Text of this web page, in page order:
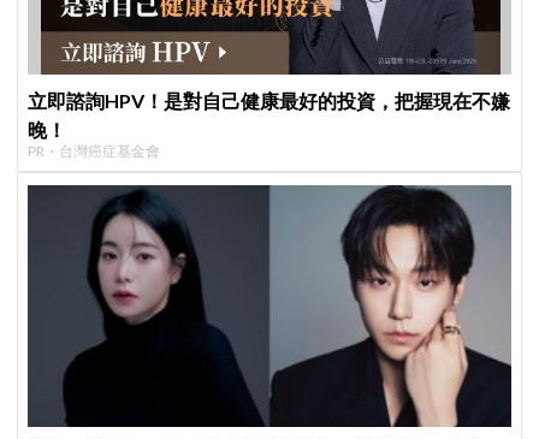
立即諮詢HPV！是對自己健康最好的投資，把握現在不嫌
晚！
PR・台灣癌症基金會